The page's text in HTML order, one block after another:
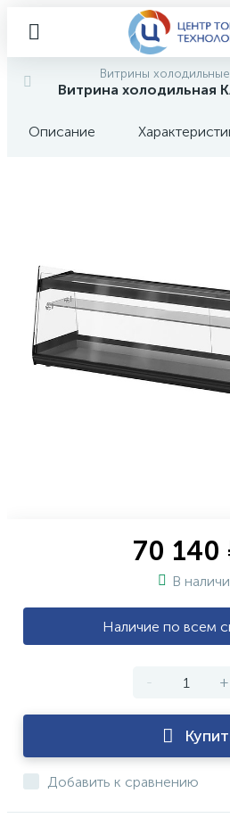
Витрины
Витрина холодильная
Описание
70 140
В
Наличие по всем
- +
Добавить к сравнению